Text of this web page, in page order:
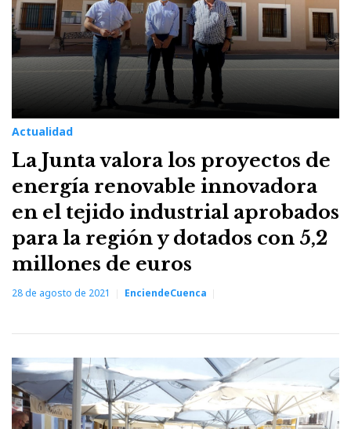
Actualidad
La Junta valora los proyectos de
energía renovable innovadora
en el tejido industrial aprobados
para la región y dotados con 5,2
millones de euros
28 de agosto de 2021 EnciendeCuenca